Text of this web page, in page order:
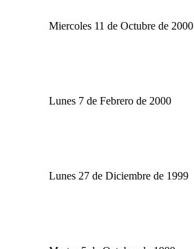
Miercoles 11 de Octubre de 2000
Lunes 7 de Febrero de 2000
Lunes 27 de Diciembre de 1999